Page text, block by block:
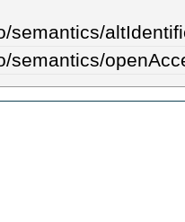
semantics/
semantics/